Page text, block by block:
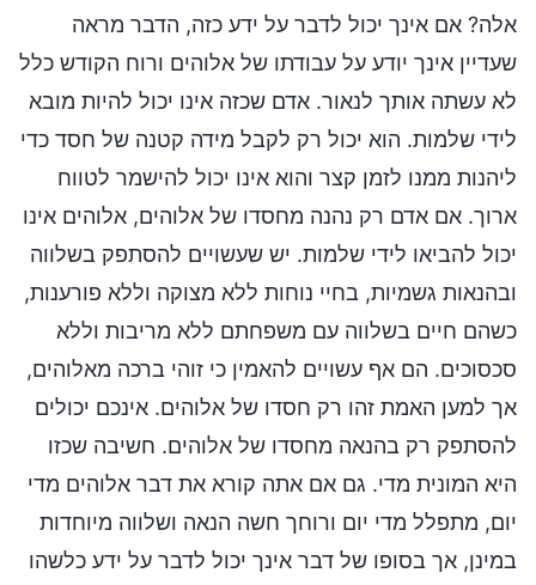
אלה? אם אינך יכול לדבר על ידע כזה, הדבר מראה
שעדיין אינך יודע על עבודתו של אלוהים ורוח הקודש כלל
לא עשתה אותך לנאור. אדם שכזה אינו יכול להיות מובא
לידי שלמות. הוא יכול רק לקבל מידה קטנה של חסד כדי
ליהנות ממנו לזמן קצר והוא אינו יכול להישמר לטווח
ארוך. אם אדם רק נהנה מחסדו של אלוהים, אלוהים אינו
יכול להביאו לידי שלמות. יש שעשויים להסתפק בשלווה
ובהנאות גשמיות, בחיי נוחות ללא מצוקה וללא פורענות,
כשהם חיים בשלווה עם משפחתם ללא מריבות וללא
סכסוכים. הם אף עשויים להאמין כי זוהי ברכה מאלוהים,
אך למען האמת זהו רק חסדו של אלוהים. אינכם יכולים
להסתפק רק בהנאה מחסדו של אלוהים. חשיבה שכזו
היא המונית מדי. גם אם אתה קורא את דבר אלוהים מדי
יום, מתפלל מדי יום ורוחך חשה הנאה ושלווה מיוחדות
במינן, אך בסופו של דבר אינך יכול לדבר על ידע כלשהו